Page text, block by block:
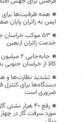
همه ظرفیت‌ها
ایمن به زائران
53 موکب خراسان
خدمت زائران اربعین
کالا از خراسان
تشدید نظارت‌ها و
دستگاه‌ها برای کنترل
ضروری است
مورد سرقت گاز در